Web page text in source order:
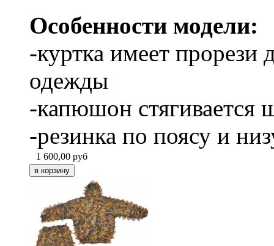
Особенности модели:
-куртка имеет прорези
одежды
-капюшон стягивается
-резинка по поясу и
1 600,00 руб